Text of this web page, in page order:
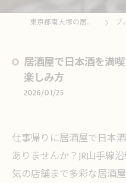
東京都南大塚の居酒屋ならセルフ酒場たむさん ブログ
居酒屋で日本酒を満
楽しみ方
2026/01/25
仕事帰りに居酒屋で日本
ありませんか？JR山手線
気の店舗まで多彩な居酒